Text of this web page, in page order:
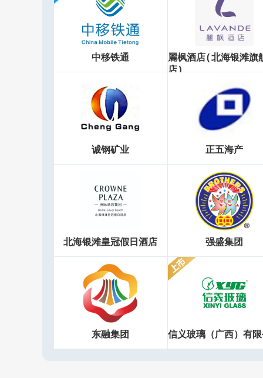
中移铁通
麗枫酒店(北海银滩旗
店)
诚钢矿业 正五海产
北海银滩皇冠假日酒店 强盛集团
东融集团 信义玻璃（广西）有